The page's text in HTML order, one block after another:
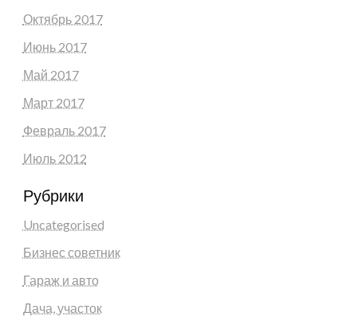
Октябрь 2017
Июнь 2017
Май 2017
Март 2017
Февраль 2017
Июль 2012
Рубрики
Uncategorised
Бизнес советник
Гараж и авто
Дача, участок